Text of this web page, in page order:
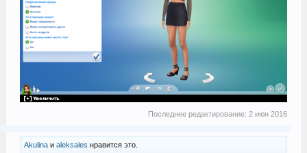
Последнее редактирование:2 июн 2016
Akulinaи aleksales нравится это.